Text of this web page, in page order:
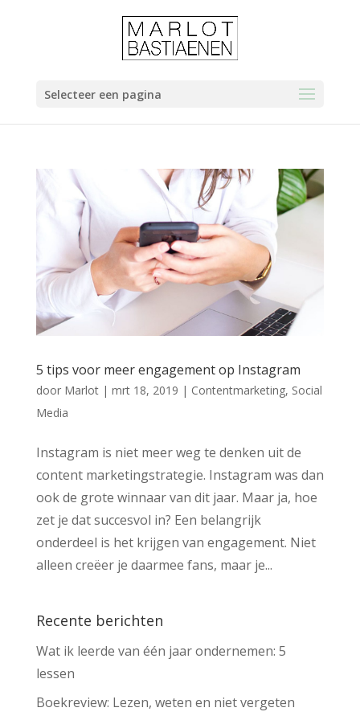
Selecteer een pagina
5 tips voor meer engagement op Instagram
door Marlot| mrt 18, 2019 | Contentmarketing, Social
Media
Instagram is niet meer weg te denken uit de
content marketingstrategie. Instagram was dan
ook de grote winnaar van dit jaar. Maar ja, hoe
zet je dat succesvol in? Een belangrijk
onderdeel is het krijgen van engagement. Niet
alleen creëer je daarmee fans, maar je...
Recente berichten
Wat ik leerde van één jaar ondernemen: 5
lessen
Boekreview: Lezen, weten en niet vergeten